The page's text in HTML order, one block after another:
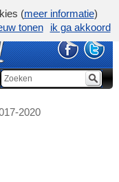
2020
(meer informatie)
tonen
ik ga akkoord